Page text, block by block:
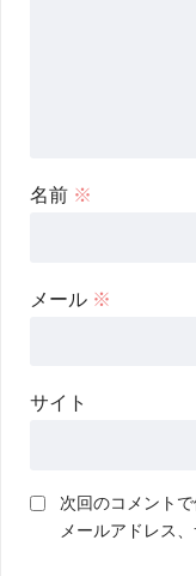
名前 ※
メール ※
サイト
次回のコメント
メールアドレス